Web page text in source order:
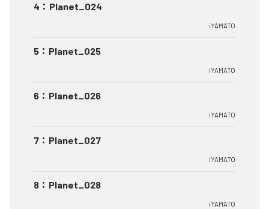
4 ： Planet_024
iYAMATO
5 ： Planet_025
iYAMATO
6 ： Planet_026
iYAMATO
7 ： Planet_027
iYAMATO
8 ： Planet_028
iYAMATO